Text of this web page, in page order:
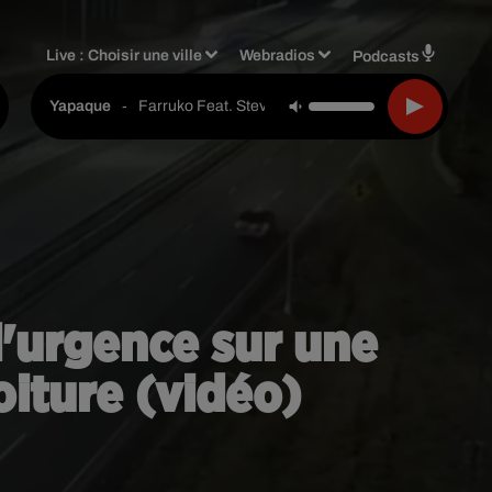
Live :Choisir une ville Webradios Podcasts
Yapaque - Farruko Feat. Steve Aoki & Greecy
sur une
(vidéo)